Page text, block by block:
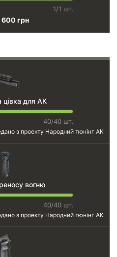
1/1 шт.
600 грн
цівка для АК
40/40 шт.
з проекту Народний тюнінг АК
вогню
40/40 шт.
з проекту Народний тюнінг АК